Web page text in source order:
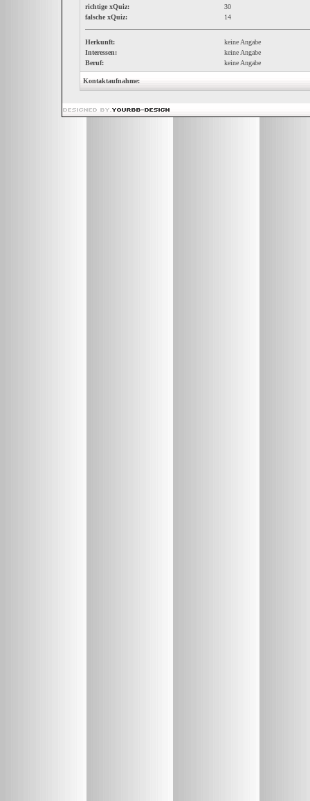
richtige xQuiz:
30
falsche xQuiz:
14
Herkunft:
keine Angabe
Interessen:
keine Angabe
Beruf:
keine Angabe
Kontaktaufnahme: